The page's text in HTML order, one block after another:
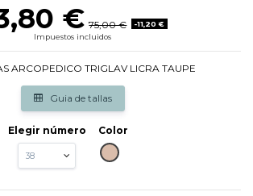
€ 75,00 €
-11,20 €
Impuestos incluidos
ARCOPEDICO TRIGLAV LICRA TAUPE
Guia de tallas
Elegir número
Color
TAUPE